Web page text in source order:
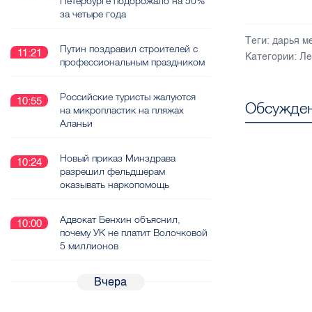
Теги: дарья
Категории:
за четыре года
11:21
Путин поздравил строителей с
профессиональным праздником
10:55
Российские туристы жалуются
на микропластик на пляжах
Аланьи
10:24
Новый приказ Минздрава
разрешил фельдшерам
оказывать наркопомощь
10:00
Адвокат Бенхин объяснил,
почему УК не платит Волочковой
5 миллионов
Вчера